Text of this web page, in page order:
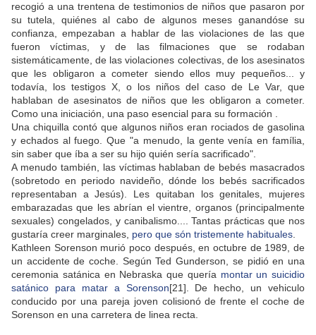
recogió a una trentena de testimonios de niños que pasaron por
su tutela, quiénes al cabo de algunos meses ganandóse su
confianza, empezaban a hablar de las violaciones de las que
fueron víctimas, y de las filmaciones que se rodaban
sistemáticamente, de las violaciones colectivas, de los asesinatos
que les obligaron a cometer siendo ellos muy pequeños... y
todavía, los testigos X, o los niños del caso de Le Var, que
hablaban de asesinatos de niños que les obligaron a cometer.
Como una iniciación, una paso esencial para su formación .
Una chiquilla contó que algunos niños eran rociados de gasolina
y echados al fuego. Que "a menudo, la gente venía en família,
sin saber que íba a ser su hijo quién sería sacrificado".
A menudo también, las víctimas hablaban de bebés masacrados
(sobretodo en periodo navideño, dónde los bebés sacrificados
representaban a Jesús). Les quitaban los genitales, mujeres
embarazadas que les abrían el vientre, organos (principalmente
sexuales) congelados, y canibalismo.... Tantas prácticas que nos
gustaría creer marginales, pero que són tristemente habituales
Kathleen Sorenson murió poco después, en octubre de 1989, de
un accidente de coche. Según Ted Gunderson, se pidió en una
ceremonia satánica en Nebraska que quería montar un suicidio
satánico para matar a Sorenson[21]. De hecho, un vehiculo
conducido por una pareja joven colisionó de frente el coche de
Sorenson en una carretera de linea recta.